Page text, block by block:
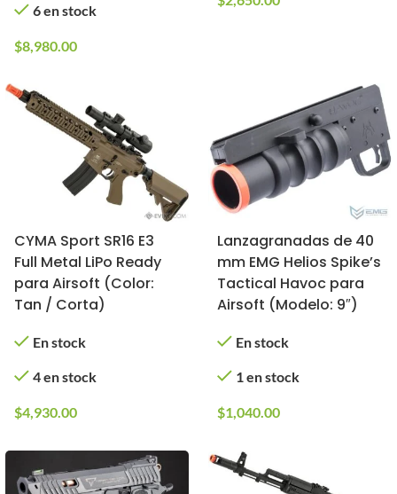
6 en stock
$8,980.00
CYMA Sport SR16 E3
Full Metal LiPo Ready
para Airsoft (Color:
Tan / Corta)
En stock
4 en stock
$4,930.00
Lanzagranadas de 40
mm EMG Helios Spike’s
Tactical Havoc para
Airsoft (Modelo: 9″)
En stock
1 en stock
$1,040.00